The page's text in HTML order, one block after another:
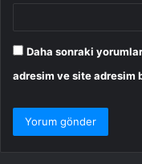
Daha sonraki
adresim ve site adresim